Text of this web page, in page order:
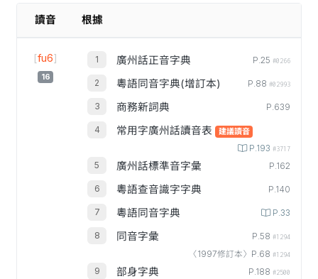
讀音 根據
[fu6]
16
廣州話正音字典 P.25 #0266
粵語同音字典(增訂本) P.88 #02993
商務新詞典 P.639
常用字廣州話讀音表 建議讀音
P.193 #3717
廣州話標準音字彙 P.162
粵語查音識字字典 P.140
粵語同音字典 P.33
同音字彙 P.58 #1294
〈1997修訂本〉P.68 #1294
部身字典 P.188 #2500